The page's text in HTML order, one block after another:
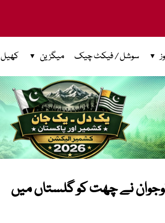
سوشل / فیکٹ چیک میگزین کھیل
نے چھت کو گلستاں میں